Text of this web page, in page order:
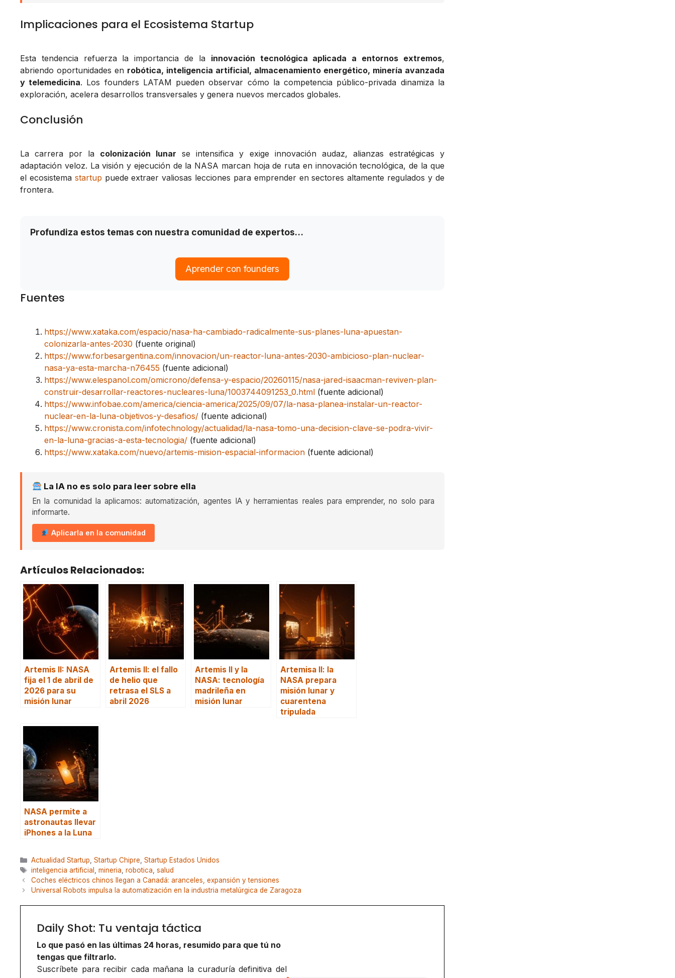
Implicaciones para el Ecosistema Startup
Esta tendencia refuerza la importancia de la innovación tecnológica aplicada a entornos extremos,
abriendo oportunidades en robótica, inteligencia artificial, almacenamiento energético, minería avanzada
y telemedicina. Los founders LATAM pueden observar cómo la competencia público-privada dinamiza la
exploración, acelera desarrollos transversales y genera nuevos mercados globales.
Conclusión
La carrera por la colonización lunar se intensifica y exige innovación audaz, alianzas estratégicas y
adaptación veloz. La visión y ejecución de la NASA marcan hoja de ruta en innovación tecnológica, de la que
el ecosistema startup puede extraer valiosas lecciones para emprender en sectores altamente regulados y de
frontera.
Profundiza estos temas con nuestra comunidad de expertos…
Aprender con founders
Fuentes
https://www.xataka.com/espacio/nasa-ha-cambiado-radicalmente-sus-planes-luna-apuestan-
colonizarla-antes-2030 (fuente original)
https://www.forbesargentina.com/innovacion/un-reactor-luna-antes-2030-ambicioso-plan-nuclear-
nasa-ya-esta-marcha-n76455 (fuente adicional)
https://www.elespanol.com/omicrono/defensa-y-espacio/20260115/nasa-jared-isaacman-reviven-plan-
construir-desarrollar-reactores-nucleares-luna/1003744091253_0.html (fuente adicional)
https://www.infobae.com/america/ciencia-america/2025/09/07/la-nasa-planea-instalar-un-reactor-
nuclear-en-la-luna-objetivos-y-desafios/ (fuente adicional)
https://www.cronista.com/infotechnology/actualidad/la-nasa-tomo-una-decision-clave-se-podra-vivir-
en-la-luna-gracias-a-esta-tecnologia/ (fuente adicional)
https://www.xataka.com/nuevo/artemis-mision-espacial-informacion (fuente adicional)
La IA no es solo para leer sobre ella
En la comunidad la aplicamos: automatización, agentes IA y herramientas reales para emprender, no solo para
informarte.
Aplicarla en la comunidad
Artículos Relacionados:
Artemis II: NASA
fija el 1 de abril de
2026 para su
misión lunar
Artemis II: el fallo
de helio que
retrasa el SLS a
abril 2026
Artemis II y la
NASA: tecnología
madrileña en
misión lunar
Artemisa II: la
NASA prepara
misión lunar y
cuarentena
tripulada
NASA permite a
astronautas llevar
iPhones a la Luna
Categorías
Actualidad Startup Startup Chipre Startup Estados Unidos
Etiquetas
inteligencia artificial mineria robotica salud
Coches eléctricos chinos llegan a Canadá: aranceles, expansión y tensiones
Universal Robots impulsa la automatización en la industria metalúrgica de Zaragoza
Daily Shot: Tu ventaja táctica
Lo que pasó en las últimas 24 horas, resumido para que tú no
tengas que filtrarlo.
Suscríbete para recibir cada mañana la curaduría definitiva del